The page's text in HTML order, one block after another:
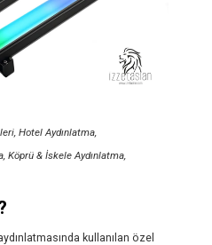
Hotel Aydınlatma
Köprü & İskele Aydınlatma
kullanılan özel